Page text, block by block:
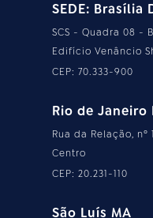
SEDE: Brasília
SCS - Quadra 08 -
Edifício Venâncio
CEP: 70.333-900
Rio de Janeiro
Rua da Relação, nº
Centro
CEP: 20.231-110
São Luís MA